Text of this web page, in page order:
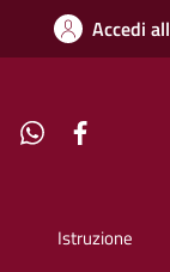
Accedi
InstagramWhatsapp
Istruzione